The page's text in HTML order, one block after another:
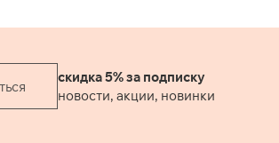
скидка 5% за подписку
новости, акции, новинки